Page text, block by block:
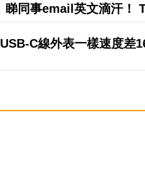
睇同事email英文滴汗！
USB-C線外表一樣速度差